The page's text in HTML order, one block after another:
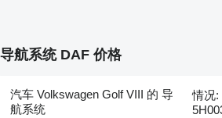
导航系统 DAF 价格
汽车 Volkswagen Golf VIII 的 导
航系统
情况: